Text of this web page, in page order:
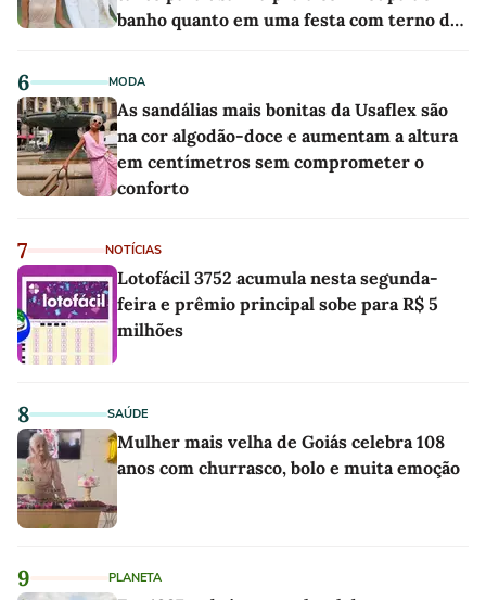
banho quanto em uma festa com terno de
6 MODA
As sandálias mais bonitas da Usaflex são
na cor algodão-doce e aumentam a altura
em centímetros sem comprometer o
conforto
7 NOTÍCIAS
Lotofácil 3752 acumula nesta segunda-
feira e prêmio principal sobe para R$ 5
milhões
8 SAÚDE
Mulher mais velha de Goiás celebra 108
anos com churrasco, bolo e muita emoção
9 PLANETA